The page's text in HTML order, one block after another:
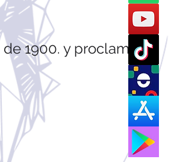
1900. y proclamado